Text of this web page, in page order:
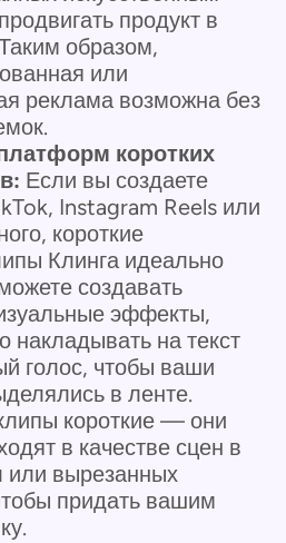
продукт в
образом,
или
реклама возможна без
коротких
Если вы создаете
Instagram Reels или
короткие
Клинга идеально
создавать
эффекты,
накладывать на текст
голос, чтобы ваши
в ленте.
короткие — они
в качестве сцен в
или вырезанных
придать вашим